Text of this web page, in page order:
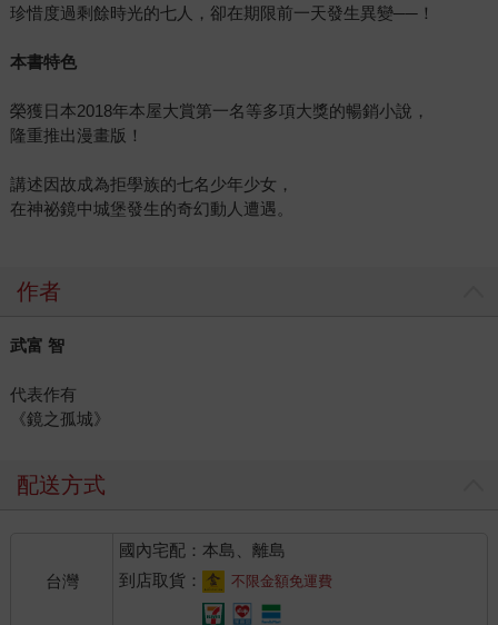
珍惜度過剩餘時光的七人，卻在期限前一天發生異變──！
本書特色
榮獲日本2018年本屋大賞第一名等多項大獎的暢銷小說，
隆重推出漫畫版！
講述因故成為拒學族的七名少年少女，
在神祕鏡中城堡發生的奇幻動人遭遇。
作者
武富 智
代表作有
《鏡之孤城》
配送方式
台灣
國內宅配：本島、離島
到店取貨：
不限金額免運費